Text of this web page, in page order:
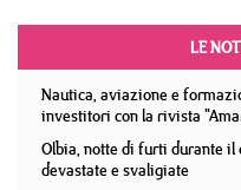
LE
Nautica, aviazione e
investitori con la rivista
Olbia, notte di furti durante
devastate e svaligiate